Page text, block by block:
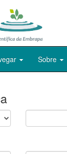
Sobre